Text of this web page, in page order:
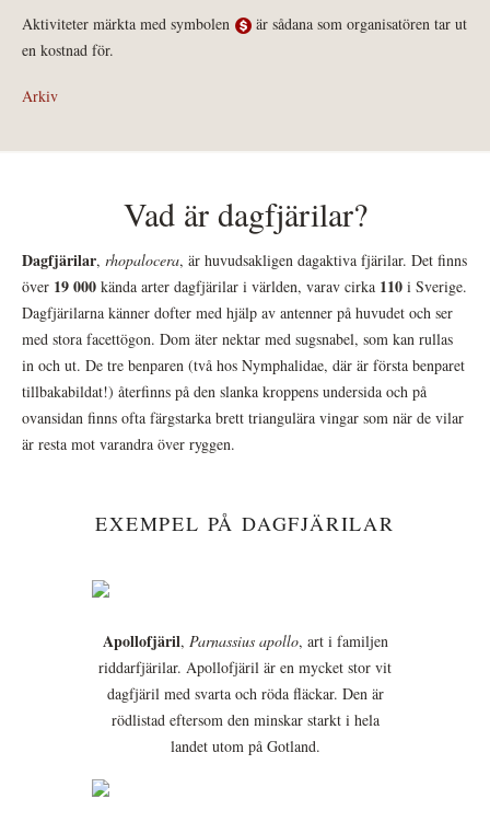
Aktiviteter märkta med symbolen
är sådana som organisatören tar ut
en kostnad för.
Arkiv
Vad är dagfjärilar?
Dagfjärilar, rhopalocera, är huvudsakligen dagaktiva fjärilar. Det finns
över 19 000 kända arter dagfjärilar i världen, varav cirka 110 i Sverige.
Dagfjärilarna känner dofter med hjälp av antenner på huvudet och ser
med stora facettögon. Dom äter nektar med sugsnabel, som kan rullas
in och ut. De tre benparen (två hos Nymphalidae, där är första benparet
tillbakabildat!) återfinns på den slanka kroppens undersida och på
ovansidan finns ofta färgstarka brett triangulära vingar som när de vilar
är resta mot varandra över ryggen.
EXEMPEL PÅ DAGFJÄRILAR
Apollofjäril, Parnassius apollo, art i familjen
riddarfjärilar. Apollofjäril är en mycket stor vit
dagfjäril med svarta och röda fläckar. Den är
rödlistad eftersom den minskar starkt i hela
landet utom på Gotland.